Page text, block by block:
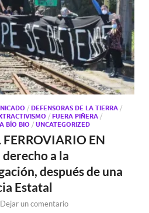
/ DEFENSORAS DE LA TIERRA /
/ FUERA PIÑERA /
BÍO BIO / UNCATEGORIZED
FERROVIARIO EN
derecho a la
después de una
Estatal
Dejar un comentario